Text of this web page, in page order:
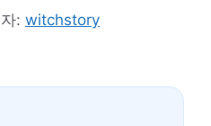
: witchstory